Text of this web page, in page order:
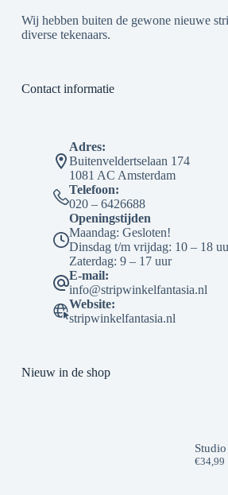
Wij hebben buiten de gewone nieuwe
diverse tekenaars.
Contact informatie
Adres:
Buitenveldertselaan 174
1081 AC Amsterdam
Telefoon:
020 – 6426688
Openingstijden
Maandag: Gesloten!
Dinsdag t/m vrijdag: 10 – 18
Zaterdag: 9 – 17 uur
E-mail:
info@stripwinkelfantasia.nl
Website:
stripwinkelfantasia.nl
Nieuw in de shop
€34,99